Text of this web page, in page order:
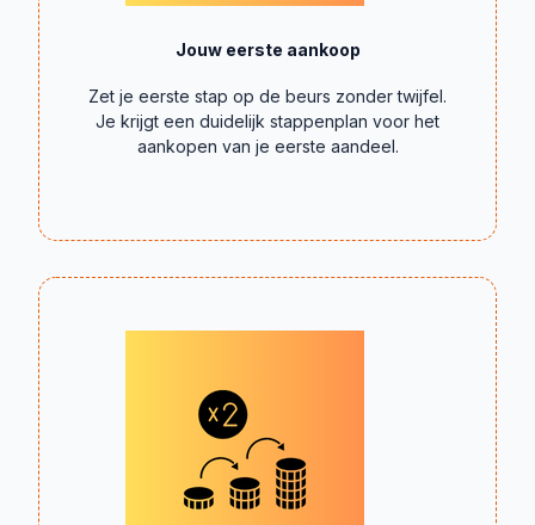
Zet je eerste stap op de beurs zonder twijfel.
Je krijgt een duidelijk stappenplan voor het
aankopen van je eerste aandeel.